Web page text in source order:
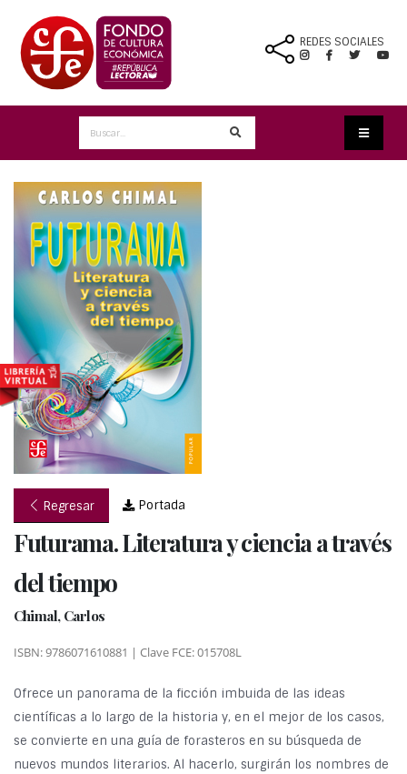
REDES SOCIALES
Regresar Portada
Futurama. Literatura y ciencia a través
del tiempo
Chimal, Carlos
ISBN: 9786071610881 | Clave FCE: 015708L
Ofrece un panorama de la ficción imbuida de las ideas
científicas a lo largo de la historia y, en el mejor de los casos,
se convierte en una guía de forasteros en su búsqueda de
nuevos mundos literarios. Al hacerlo, surgirán los nombres de